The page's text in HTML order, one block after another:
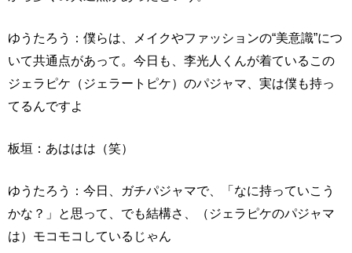
ゆうたろう：僕らは、メイクやファッションの“美意識”につ
いて共通点があって。今日も、李光人くんが着ているこの
ジェラピケ（ジェラートピケ）のパジャマ、実は僕も持っ
てるんですよ
板垣：あははは（笑）
ゆうたろう：今日、ガチパジャマで、「なに持っていこう
かな？」と思って、でも結構さ、（ジェラピケのパジャマ
は）モコモコしているじゃん